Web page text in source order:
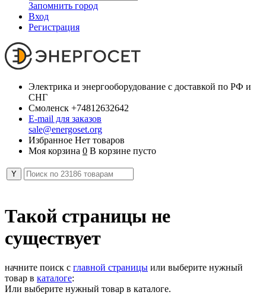
Запомнить город
Вход
Регистрация
Электрика и энергооборудование с доставкой по РФ и
СНГ
Смоленск +74812632642
E-mail для заказов
sale@energoset.org
Избранное Нет товаров
Моя корзина 0 В корзине пусто
Такой страницы не
существует
начните поиск с главной страницы или выберите нужный
товар в каталоге:
Или выберите нужный товар в каталоге.